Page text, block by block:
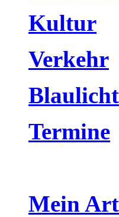
Kultur
Verkehr
Blaulicht
Termine
Mein